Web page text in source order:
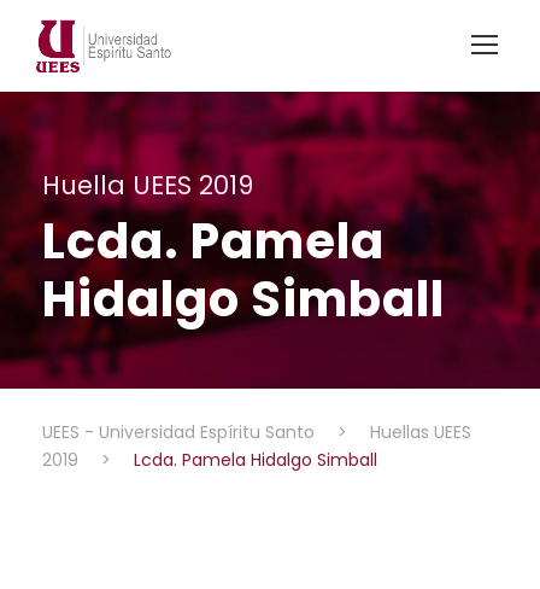
Huella UEES 2019
Lcda. Pamela
Hidalgo Simball
UEES - Universidad Espíritu Santo >
Huellas UEES
2019
> Lcda. Pamela Hidalgo Simball